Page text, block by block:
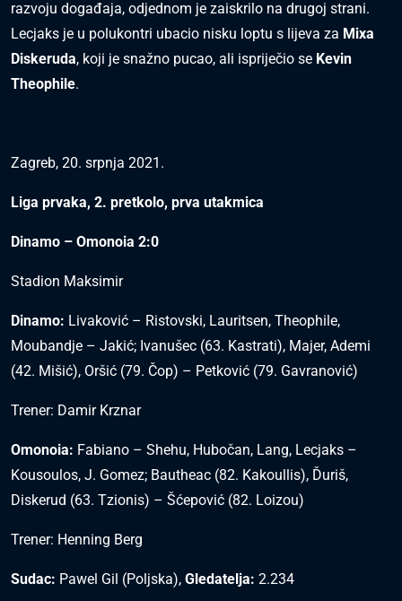
razvoju događaja, odjednom je zaiskrilo na drugoj strani.
Lecjaks je u polukontri ubacio nisku loptu s lijeva za Mixa
Diskeruda, koji je snažno pucao, ali ispriječio se Kevin
Theophile.
Zagreb, 20. srpnja 2021.
Liga prvaka, 2. pretkolo, prva utakmica
Dinamo – Omonoia 2:0
Stadion Maksimir
Dinamo: Livaković – Ristovski, Lauritsen, Theophile,
Moubandje – Jakić; Ivanušec (63. Kastrati), Majer, Ademi
(42. Mišić), Oršić (79. Čop) – Petković (79. Gavranović)
Trener: Damir Krznar
Omonoia: Fabiano – Shehu, Hubočan, Lang, Lecjaks –
Kousoulos, J. Gomez; Bautheac (82. Kakoullis), Ďuriš,
Diskerud (63. Tzionis) – Šćepović (82. Loizou)
Trener: Henning Berg
Sudac: Pawel Gil (Poljska), Gledatelja: 2.234